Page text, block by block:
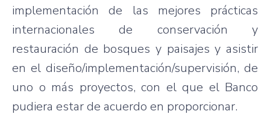
implementación de las mejores prácticas
internacionales de conservación y
restauración de bosques y paisajes y asistir
en el diseño/implementación/supervisión, de
uno o más proyectos, con el que el Banco
pudiera estar de acuerdo en proporcionar.